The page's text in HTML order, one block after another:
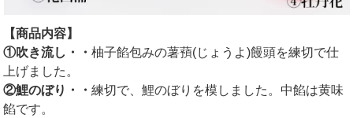
【商品内容】
①吹き流し・・柚子餡包みの薯蕷(じょうよ)饅頭を練切で仕
上げました。
②鯉のぼり・・練切で、鯉のぼりを模しました。中餡は黄味
餡です。